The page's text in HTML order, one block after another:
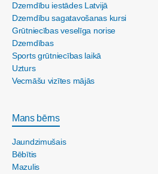
Dzemdību iestādes Latvijā
Dzemdību sagatavošanas kursi
Grūtniecības veselīga norise
Dzemdības
Sports grūtniecības laikā
Uzturs
Vecmāšu vizītes mājās
Mans bērns
Jaundzimušais
Bēbītis
Mazulis